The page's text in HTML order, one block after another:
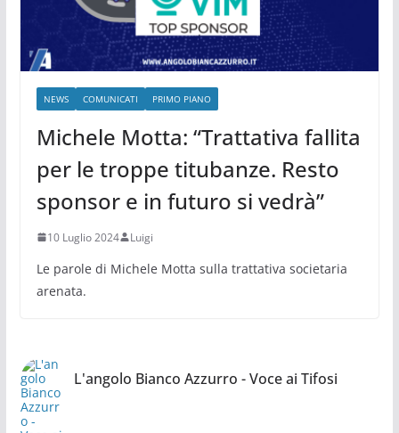
NEWS COMUNICATI PRIMO PIANO
Michele Motta: “Trattativa fallita
per le troppe titubanze. Resto
sponsor e in futuro si vedrà”
10 Luglio 2024 Luigi
Le parole di Michele Motta sulla trattativa societaria
arenata.
L'angolo Bianco Azzurro - Voce ai Tifosi